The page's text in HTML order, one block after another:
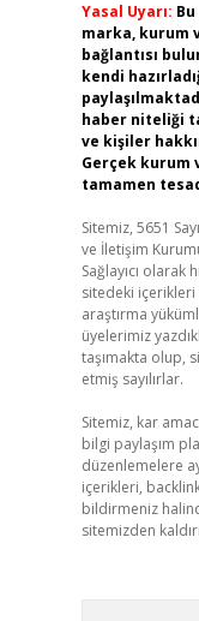
Yasal Uyarı:
marka, kurum
bağlantısı
kendi
haber niteliği
ve kişiler
Gerçek kurum
tamamen
Sitemiz, 5651
ve İletişim
Sağlayıcı
sitedeki
araştırma
üyelerimiz
taşımakta olup,
etmiş sayılırlar.
Sitemiz, kar
bilgi paylaşım
düzenlemelere
içerikleri,
bildirmeniz
sitemizden